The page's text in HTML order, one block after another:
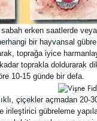
erken saatlerde
bir hayvansal
toprağa iyice
toprakla doldurarak
10-15 günde bir defa.
çiçekler açmadan
gübreleme